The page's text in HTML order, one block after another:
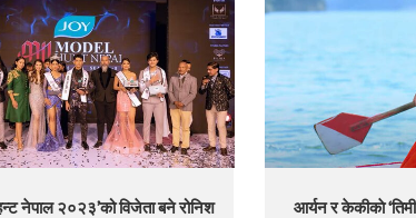
नेपाल २०२३’को विजेता बने रोनिश
आर्यन र केकीकाे